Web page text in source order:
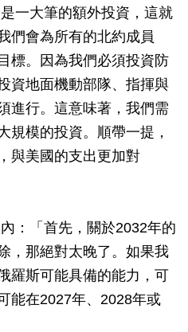
一大筆的額外投資，這就
們會為所有的北約成員
標。因為我們必須投資防
資地面機動部隊、指揮與
進行。這意味著，我們需
規模的投資。順帶一提，
與美國的支出更加對
：「首先，關於2032年的
，那絕對太晚了。如果我
羅斯可能具備的能力，可
能在2027年、2028年或